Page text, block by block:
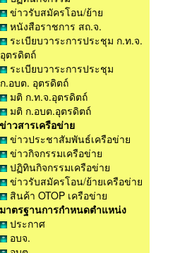
ข่าวรับสมัครโอน/ย้าย
หนังสือราชการ สถ.จ.
ระเบียบวาระการประชุม ก.ท.จ.
อุตรดิตถ์
ระเบียบวาระการประชุม
ก.อบต. อุตรดิตถ์
มติ ก.ท.จ.อุตรดิตถ์
มติ ก.อบต.อุตรดิตถ์
ข่าวสารเครือข่าย
ข่าวประชาสัมพันธ์เครือข่าย
ข่าวกิจกรรมเครือข่าย
ปฏิทินกิจกรรมเครือข่าย
ข่าวรับสมัครโอน/ย้ายเครือข่าย
สินค้า OTOP เครือข่าย
มาตรฐานการกำหนดตำแหน่ง
ประกาศ
อบจ.